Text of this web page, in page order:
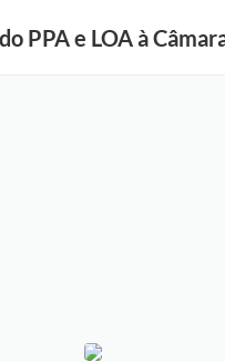
PPA e LOA à